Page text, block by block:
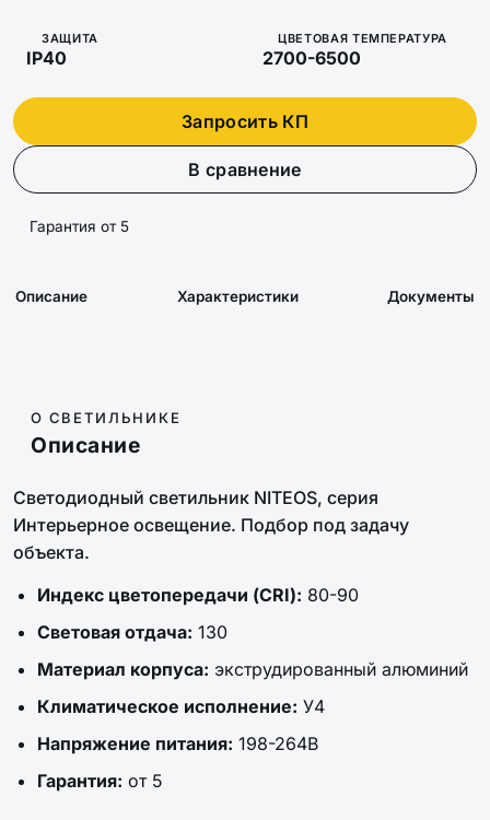
ЗАЩИТА
IP40
ЦВЕТОВАЯ ТЕМПЕРАТУРА
2700-6500
Запросить КП
В сравнение
Гарантия от 5
Описание Характеристики Документы
О СВЕТИЛЬНИКЕ
Описание
Светодиодный светильник NITEOS, серия
Интерьерное освещение. Подбор под задачу
объекта.
Индекс цветопередачи (CRI): 80-90
Световая отдача: 130
Материал корпуса: экструдированный алюминий
Климатическое исполнение: У4
Напряжение питания: 198-264В
Гарантия: от 5